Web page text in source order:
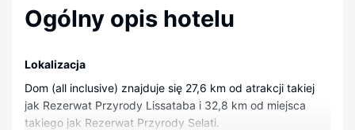
Ogólny opis hotelu
Lokalizacja
Dom (all inclusive) znajduje się 27,6 km od atrakcji takiej
jak Rezerwat Przyrody Lissataba i 32,8 km od miejsca
takiego jak Rezerwat Przyrody Selati.